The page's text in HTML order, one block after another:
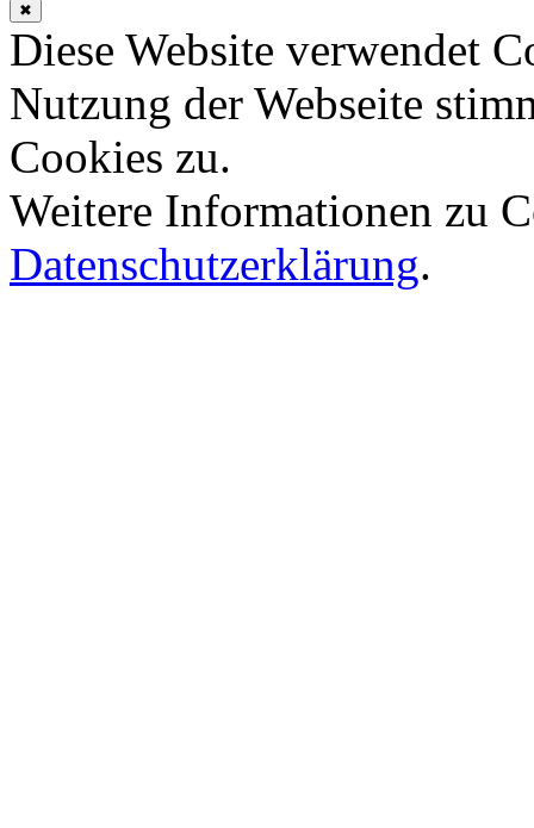
✖
Diese Website verwendet
Nutzung der Webseite
Cookies zu.
Weitere Informationen zu
Datenschutzerklärung.